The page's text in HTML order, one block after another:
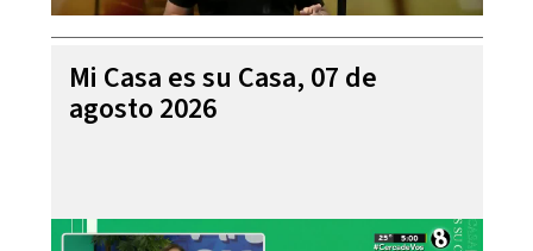
Mi Casa es su Casa, 07 de
agosto 2026